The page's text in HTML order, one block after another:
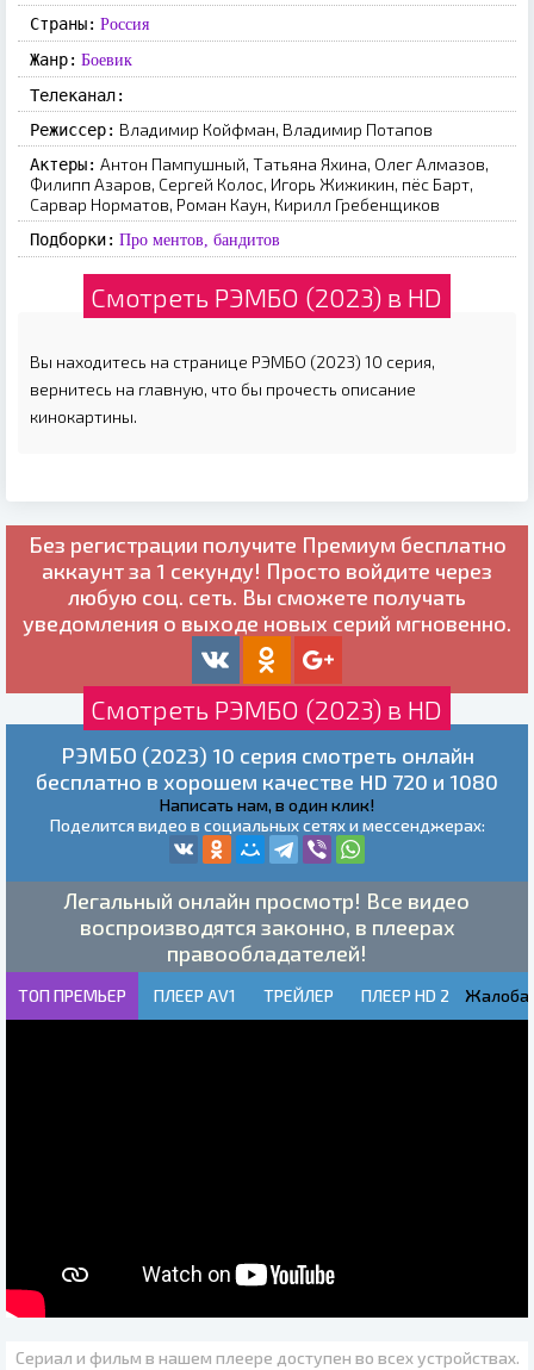
Страны: Россия
Жанр: Боевик
Телеканал:
Режиссер: Владимир Койфман, Владимир Потапов
Актеры: Антон Пампушный, Татьяна Яхина, Олег Алмазов,
Филипп Азаров, Сергей Колос, Игорь Жижикин, пёс Барт,
Сарвар Норматов, Роман Каун, Кирилл Гребенщиков
Подборки: Про ментов, бандитов
Смотреть РЭМБО (2023) в HD
Вы находитесь на странице РЭМБО (2023) 10 серия,
вернитесь на главную, что бы прочесть описание
кинокартины.
Без регистрации получите Премиум бесплатно
аккаунт за 1 секунду! Просто войдите через
любую соц. сеть. Вы сможете получать
уведомления о выходе новых серий мгновенно.
Смотреть РЭМБО (2023) в HD
РЭМБО (2023) 10 серия смотреть онлайн
бесплатно в хорошем качестве HD 720 и 1080
Написать нам, в один клик!
Поделится видео в социальных сетях и мессенджерах:
Легальный онлайн просмотр! Все видео
воспроизводятся законно, в плеерах
правообладателей!
ТОП ПРЕМЬЕР ПЛЕЕР AV1 ТРЕЙЛЕР ПЛЕЕР HD 2 Жалоба!
Сериал и фильм в нашем плеере доступен во всех устройствах.